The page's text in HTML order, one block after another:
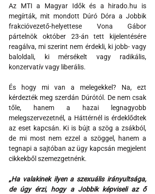
Az MTI a Magyar Idők és a hirado.hu is
megírták, mit mondott Dúró Dóra a Jobbik
frakcióvezető-helyettese Vona Gábor
pártelnök október 23-án tett kijelentésére
reagálva, mi szerint nem érdekli, ki jobb- vagy
baloldali, ki mérsékelt vagy radikális,
konzervatív vagy liberális.
És hogy mi van a melegekkel? Na, ezt
kérdezték meg szerdán Dúrótól. De nem csak
tőle, hanem a hazai legnagyobb
melegszervezetnél, a Háttérnél is érdeklődtek
az eset kapcsán. Ki is bújt a szög a zsákból,
de mi most nem ezzel a szöggel, hanem a
tegnapi a sajtóban az ügy kapcsán megjelent
cikkekből szemezgetnénk.
„Ha valakinek ilyen a szexuális irányultsága,
de úgy érzi, hogy a Jobbik képviseli az ő